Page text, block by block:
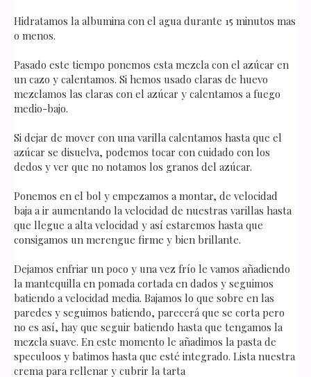
Hidratamos la albumina con el agua durante 15 minutos mas
o menos.
Pasado este tiempo ponemos esta mezcla con el azúcar en
un cazo y calentamos. Si hemos usado claras de huevo
mezclamos las claras con el azúcar y calentamos a fuego
medio-bajo.
Si dejar de mover con una varilla calentamos hasta que el
azúcar se disuelva, podemos tocar con cuidado con los
dedos y ver que no notamos los granos del azúcar.
Ponemos en el bol y empezamos a montar, de velocidad
baja a ir aumentando la velocidad de nuestras varillas hasta
que llegue a alta velocidad y así estaremos hasta que
consigamos un merengue firme y bien brillante.
Dejamos enfriar un poco y una vez frío le vamos añadiendo
la mantequilla en pomada cortada en dados y seguimos
batiendo a velocidad media. Bajamos lo que sobre en las
paredes y seguimos batiendo, parecerá que se corta pero
no es así, hay que seguir batiendo hasta que tengamos la
mezcla suave. En este momento le añadimos la pasta de
speculoos y batimos hasta que esté integrado. Lista nuestra
crema para rellenar y cubrir la tarta